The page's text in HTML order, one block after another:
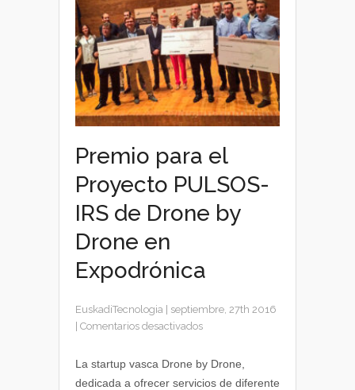
Premio para el
Proyecto PULSOS-
IRS de Drone by
Drone en
Expodrónica
EuskadiTecnologia
septiembre, 27th 2016
Comentarios desactivadosen
para
La startup vasca Drone by Drone,
dedicada a ofrecer servicios de diferente